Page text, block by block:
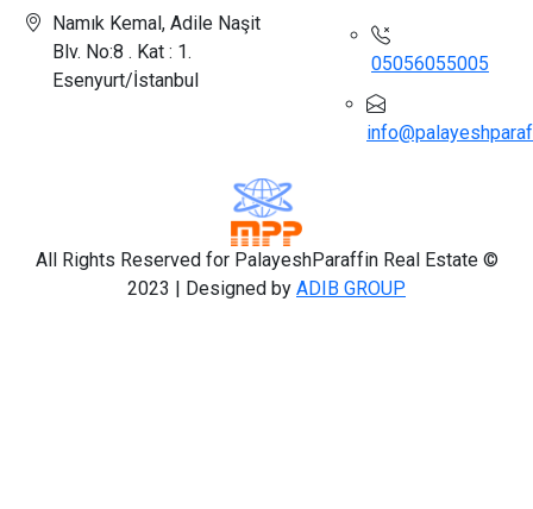
Namık Kemal, Adile Naşit
Blv. No:8 . Kat : 1.
Esenyurt/İstanbul
05056055005
All Rights Reserved for PalayeshParaffin Real Estate ©
2023 | Designed byADIB GROUP